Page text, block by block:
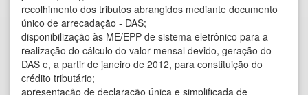
recolhimento dos tributos abrangidos mediante documento
único de arrecadação - DAS;
disponibilização às ME/EPP de sistema eletrônico para a
realização do cálculo do valor mensal devido, geração do
DAS e, a partir de janeiro de 2012, para constituição do
crédito tributário;
apresentação de declaração única e simplificada de